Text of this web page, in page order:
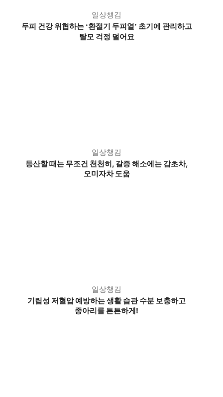
일상챙김
두피 건강 위협하는 ‘환절기 두피열’ 초기에 관리하고
탈모 걱정 덜어요
일상챙김
등산할 때는 무조건 천천히, 갈증 해소에는 감초차,
오미자차 도움
일상챙김
기립성 저혈압 예방하는 생활 습관 수분 보충하고
종아리를 튼튼하게!